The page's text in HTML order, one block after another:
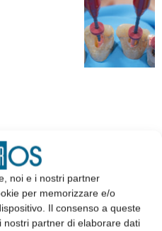
noi e i nostri partner
per memorizzare e/o
Il consenso a queste
partner di elaborare dati